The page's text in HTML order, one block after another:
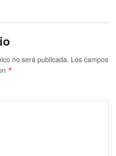
no será publicada. Los campos
*